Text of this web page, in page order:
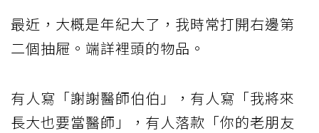
最近，大概是年紀大了，我時常打開右邊第
二個抽屜。端詳裡頭的物品。
有人寫「謝謝醫師伯伯」，有人寫「我將來
長大也要當醫師」，有人落款「你的老朋友